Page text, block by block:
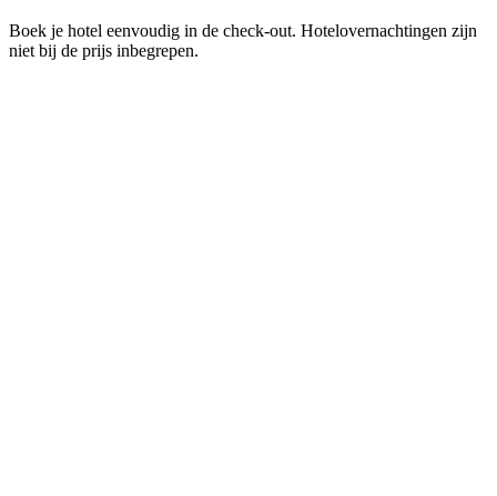
Boek je hotel eenvoudig in de check-out. Hotelovernachtingen zijn
niet bij de prijs inbegrepen.